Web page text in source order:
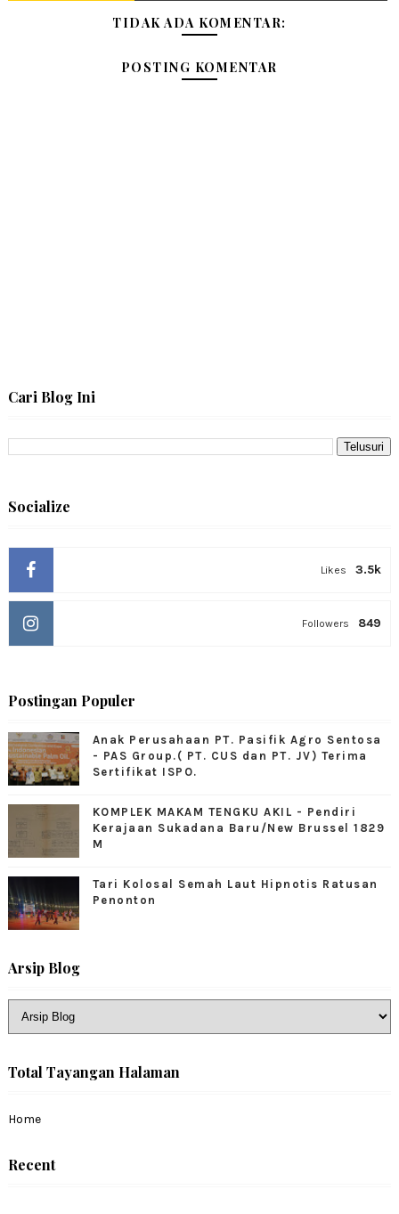
TIDAK ADA KOMENTAR:
POSTING KOMENTAR
Cari Blog Ini
Socialize
3.5k
Likes
849
Followers
Postingan Populer
Anak Perusahaan PT. Pasifik Agro Sentosa
- PAS Group.( PT. CUS dan PT. JV) Terima
Sertifikat ISPO.
KOMPLEK MAKAM TENGKU AKIL - Pendiri
Kerajaan Sukadana Baru/New Brussel 1829
M
Tari Kolosal Semah Laut Hipnotis Ratusan
Penonton
Arsip Blog
Total Tayangan Halaman
Home
Recent